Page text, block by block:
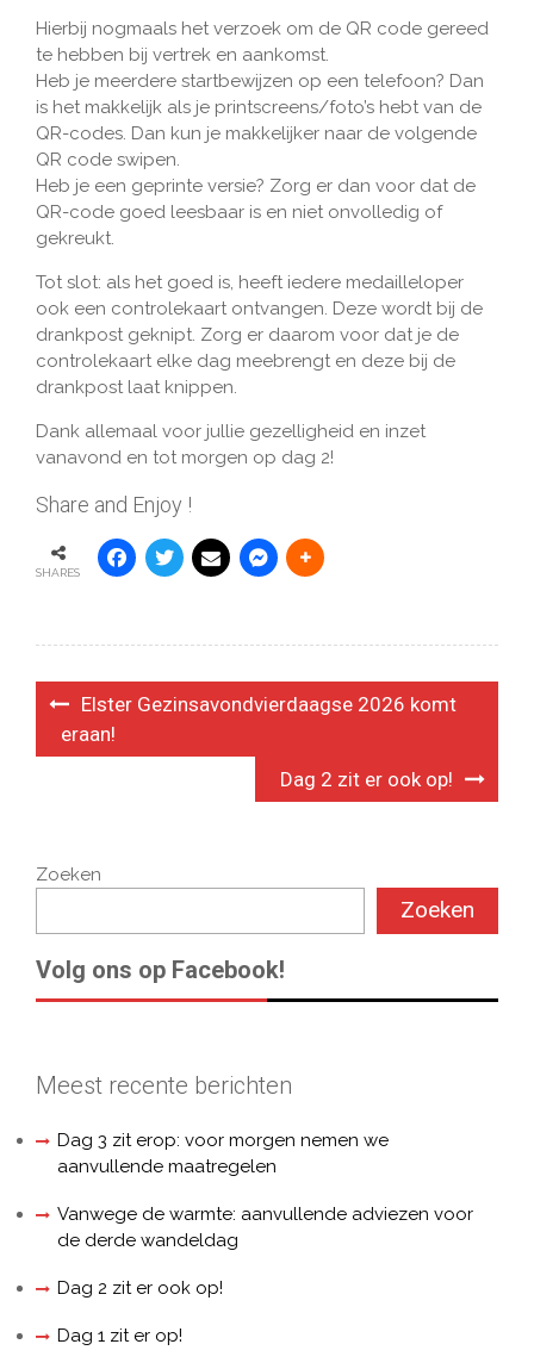
Hierbij nogmaals het verzoek om de QR code gereed
te hebben bij vertrek en aankomst.
Heb je meerdere startbewijzen op een telefoon? Dan
is het makkelijk als je printscreens/foto’s hebt van de
QR-codes. Dan kun je makkelijker naar de volgende
QR code swipen.
Heb je een geprinte versie? Zorg er dan voor dat de
QR-code goed leesbaar is en niet onvolledig of
gekreukt.
Tot slot: als het goed is, heeft iedere medailleloper
ook een controlekaart ontvangen. Deze wordt bij de
drankpost geknipt. Zorg er daarom voor dat je de
controlekaart elke dag meebrengt en deze bij de
drankpost laat knippen.
Dank allemaal voor jullie gezelligheid en inzet
vanavond en tot morgen op dag 2!
Share and Enjoy !
SHARES
Bericht
navigatie
Elster Gezinsavondvierdaagse 2026 komt
eraan!
Dag 2 zit er ook op!
Zoeken
Zoeken
Volg ons op Facebook!
Meest recente berichten
Dag 3 zit erop: voor morgen nemen we
aanvullende maatregelen
Vanwege de warmte: aanvullende adviezen voor
de derde wandeldag
Dag 2 zit er ook op!
Dag 1 zit er op!